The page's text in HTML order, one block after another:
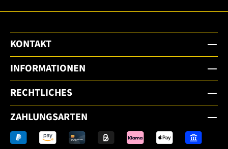
KONTAKT
INFORMATIONEN
RECHTLICHES
ZAHLUNGSARTEN